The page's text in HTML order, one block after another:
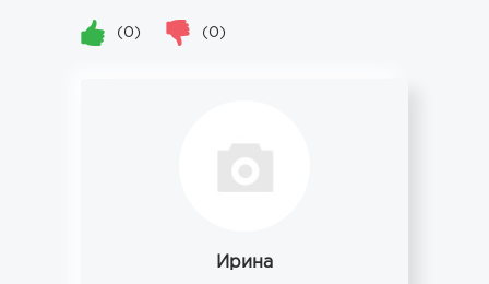
(0) (0)
Ирина